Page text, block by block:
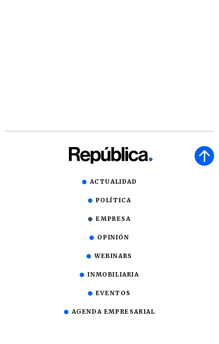
ACTUALIDAD
POLÍTICA
EMPRESA
OPINIÓN
WEBINARS
INMOBILIARIA
EVENTOS
AGENDA EMPRESARIAL